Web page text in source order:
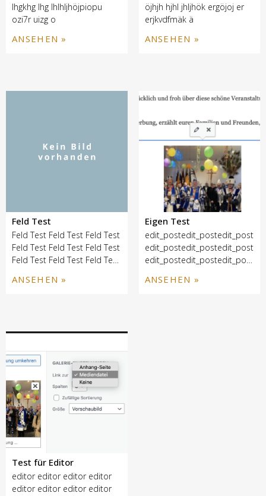
lhgkhg lhg lhlhljhöjpiopu
ozi7r uizg o
ANSEHEN »
öjhjh hjhl jhljhök ergöjoj er
erjkvdfmäk ä
ANSEHEN »
Feld Test
Feld Test Feld Test Feld Test
Feld Test Feld Test Feld Test
Feld Test Feld Test Feld Test
Feld
ANSEHEN »
Eigen Test
ANSEHEN »
Test für Editor
editor editor editor editor
editor editor editor editor